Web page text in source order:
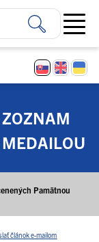
Open
Pamätnou
článok e-mailom